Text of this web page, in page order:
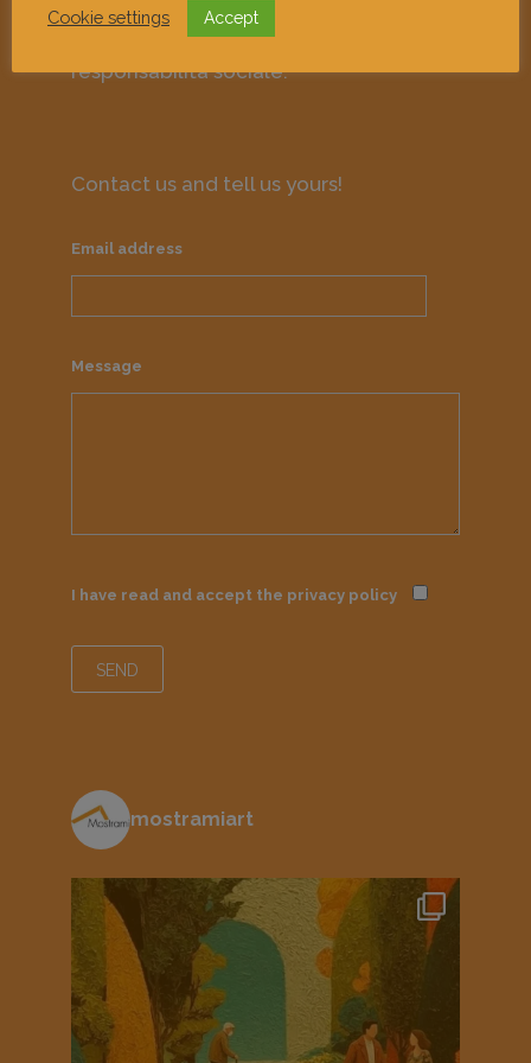
contemporanea come strumento di
approfondimento culturale e di
responsabilità sociale.
Contact us and tell us yours!
Email address
Message
I have read and accept the privacy policy
mostramiart
Cookie settings Accept